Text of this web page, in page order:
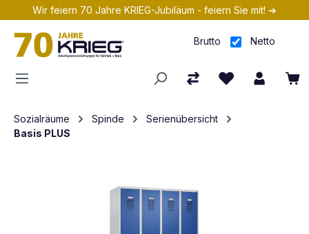
Zum Hauptinhalt springen
Wir feiern 70 Jahre KRIEG-Jubiläum - feiern Sie mit! ➔
Brutto Netto
Sozialräume Spinde
Serienübersicht
Basis PLUS